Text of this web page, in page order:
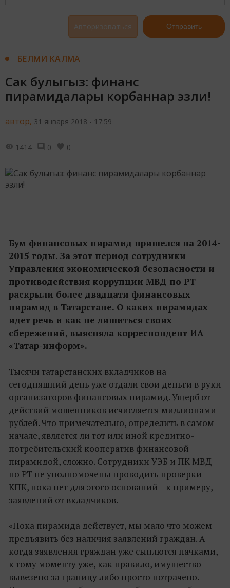
Авторизоваться Отправить
БЕЛМИ КАЛМА
Сак булыгыз: финанс
пирамидалары корбаннар эзли!
автор, 31 января 2018 - 17:59
1414 0 0
Бум финансовых пирамид пришелся на 2014-
2015 годы. За этот период сотрудники
Управления экономической безопасности и
противодействия коррупции МВД по РТ
раскрыли более двадцати финансовых
пирамид в Татарстане. О каких пирамидах
идет речь и как не лишиться своих
сбережений, выясняла корреспондент ИА
«Татар-информ».
Тысячи татарстанских вкладчиков на
сегодняшний день уже отдали свои деньги в руки
организаторов финансовых пирамид. Ущерб от
действий мошенников исчисляется миллионами
рублей. Что примечательно, определить в самом
начале, является ли тот или иной кредитно-
потребительский кооператив финансовой
пирамидой, сложно. Сотрудники УЭБ и ПК МВД
по РТ не уполномочены проводить проверки
КПК, пока нет для этого оснований – к примеру,
заявлений от вкладчиков.
«Пока пирамида действует, мы мало что можем
предъявить без наличия заявлений граждан. А
когда заявления граждан уже сыплются пачками,
к тому моменту уже, как правило, имущество
вывезено за границу либо просто потрачено.